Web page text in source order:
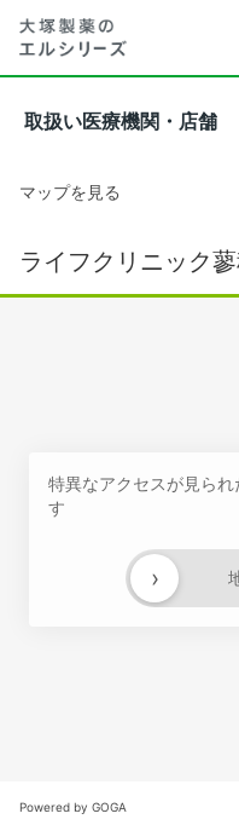
取扱い医療機関・店舗
マップを見る
ライフクリニック
特異なアクセスが見ら
す
›
Powered by GOGA